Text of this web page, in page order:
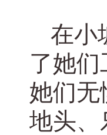
在小
了她
她们无
地头、